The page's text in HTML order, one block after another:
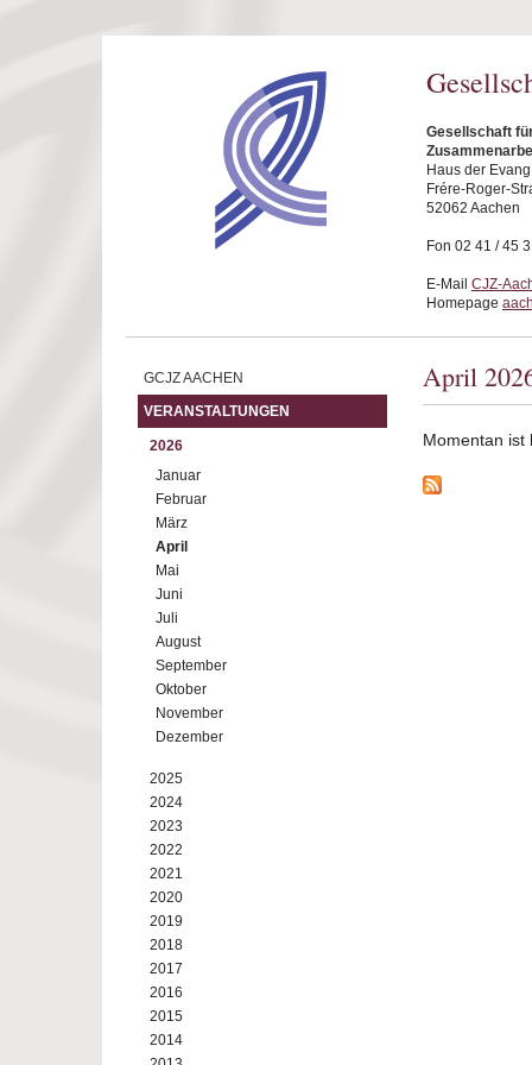
Gesellschaft
Haus der
Frére-Roger-
52062 Aachen
Fon 02 41 / 45
E-Mail CJZ-
Homepage
GCJZ AACHEN
VERANSTALTUNGEN
2026
Januar
Februar
März
April
Mai
Juni
Juli
August
September
Oktober
November
Dezember
2025
2024
2023
2022
2021
2020
2019
2018
2017
2016
2015
2014
April
Momentan ist